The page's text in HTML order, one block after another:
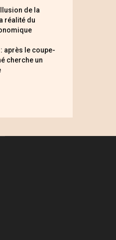
de la
réalité du
: après le coupe-
cherche un